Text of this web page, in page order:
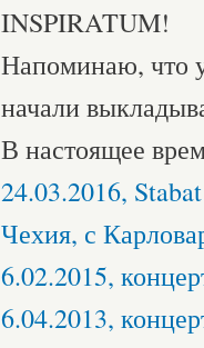
INSPIRATUM!
Напоминаю, что
начали
В настоящее
24.03.2016,
Чехия, с
6.02.2015,
6.04.2013,